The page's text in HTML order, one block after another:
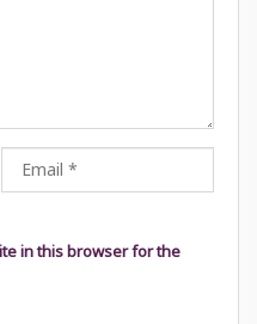
in this browser for the